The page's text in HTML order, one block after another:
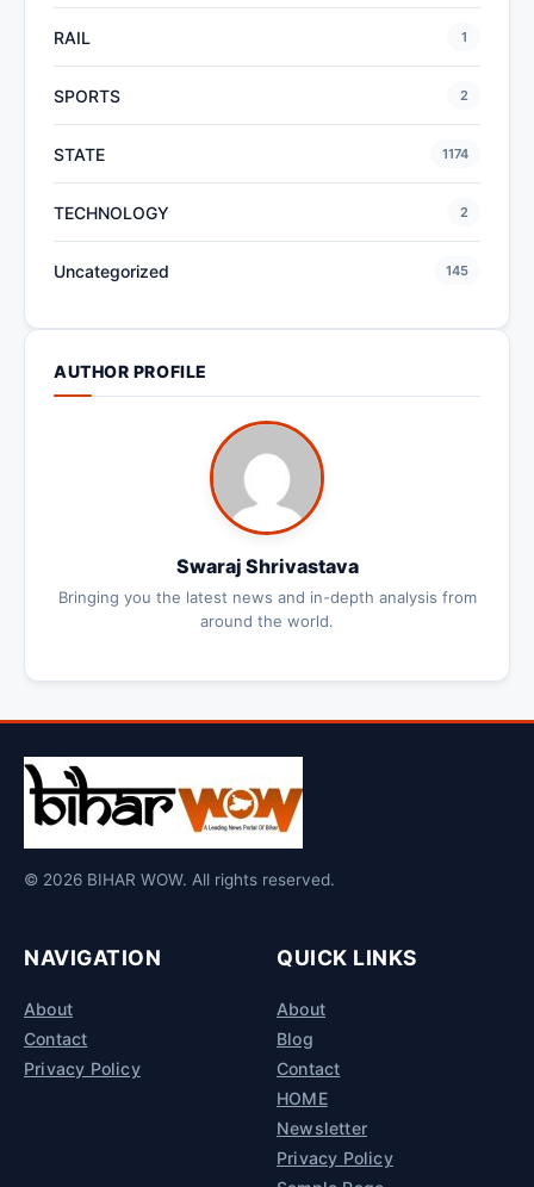
RAIL 1
SPORTS 2
STATE 1174
TECHNOLOGY 2
Uncategorized 145
AUTHOR PROFILE
Swaraj Shrivastava
Bringing you the latest news and in-depth analysis from
around the world.
© 2026 BIHAR WOW. All rights reserved.
NAVIGATION
About
Contact
Privacy Policy
QUICK LINKS
About
Blog
Contact
HOME
Newsletter
Privacy Policy